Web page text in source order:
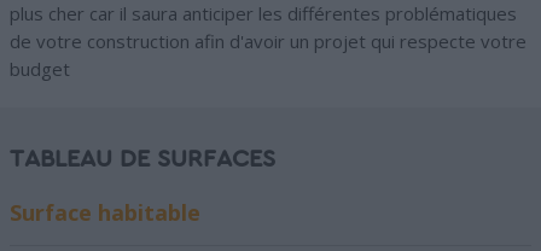
plus cher car il saura anticiper les différentes problématiques
de votre construction afin d'avoir un projet qui respecte votre
budget
TABLEAU DE SURFACES
Surface habitable